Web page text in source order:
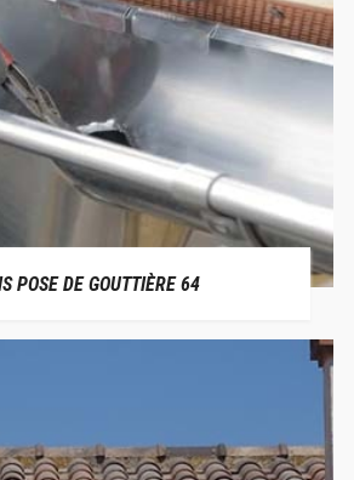
POSE DE GOUTTIÈRE 64